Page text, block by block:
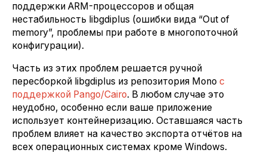
поддержки ARM-процессоров и общая
нестабильность libgdiplus (ошибки вида “Out of
memory”, проблемы при работе в многопоточной
конфигурации).
Часть из этих проблем решается ручной
пересборкой libgdiplus из репозитория Mono с
поддержкой Pango/Cairo. В любом случае это
неудобно, особенно если ваше приложение
использует контейнеризацию. Оставшаяся часть
проблем влияет на качество экспорта отчётов на
всех операционных системах кроме Windows.